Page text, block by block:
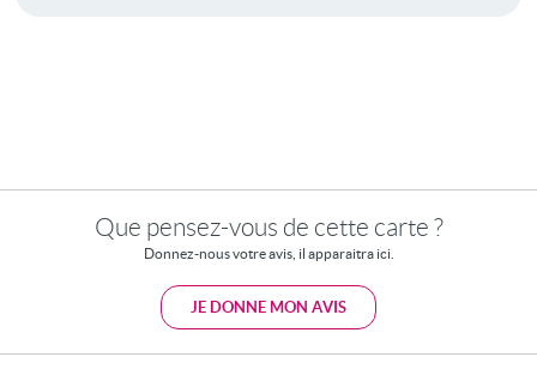
Que pensez-vous de cette carte ?
Donnez-nous votre avis, il apparaitra ici.
JE DONNE MON AVIS